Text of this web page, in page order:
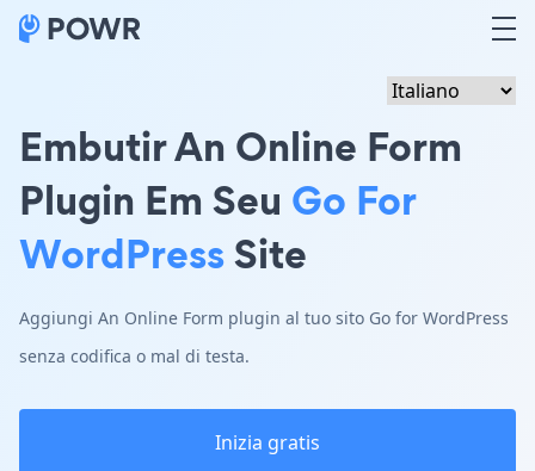
Embutir An Online Form
Plugin Em Seu Go For
WordPressSite
Aggiungi An Online Form plugin al tuo sito Go for WordPress
senza codifica o mal di testa.
Inizia gratis